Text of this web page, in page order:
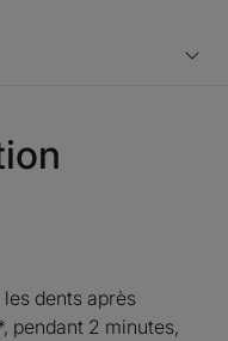
attaques acides.
et allaitantes
caractéristiques
dents après
pendant 2 minutes,